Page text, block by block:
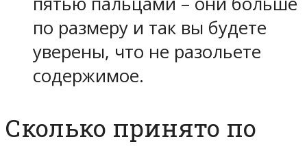
по размеру и так вы будете
уверены, что не разольете
содержимое.
Сколько принято по